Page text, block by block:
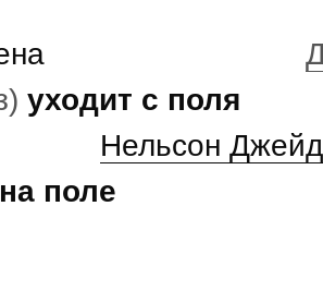
уходит с поля
Нельсон
поле